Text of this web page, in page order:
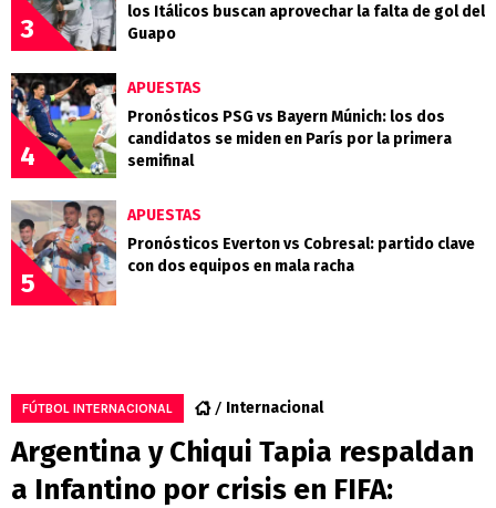
3
los Itálicos buscan aprovechar la falta de gol del
Guapo
4
APUESTAS
Pronósticos PSG vs Bayern Múnich: los dos
candidatos se miden en París por la primera
semifinal
5
APUESTAS
Pronósticos Everton vs Cobresal: partido clave
con dos equipos en mala racha
FÚTBOL INTERNACIONAL Internacional
Argentina y Chiqui Tapia respaldan
a Infantino por crisis en FIFA: